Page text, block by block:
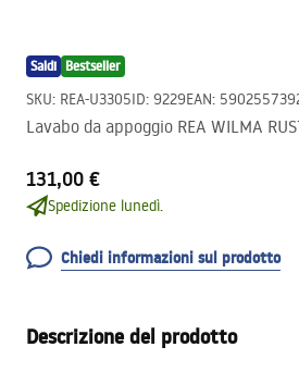
Saldi Bestseller
SKU: REA-U3305ID: 9229EAN:
Lavabo da appoggio REA WILMA
131,00 €
Spedizione lunedì.
Chiedi informazioni sul prodotto
Descrizione del prodotto